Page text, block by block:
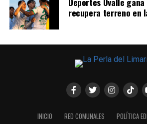
recupera terreno en
INICIO RED COMUNALES
POLÍTICA